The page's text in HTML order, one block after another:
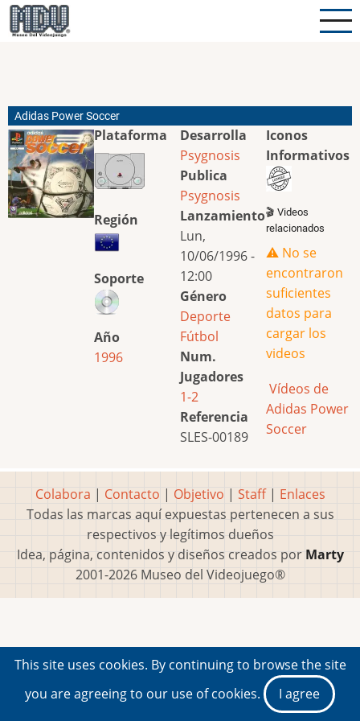
Pasar
al
Adidas Power Soccer
Plataforma
Región
Soporte
Año
1996
Desarrolla
Psygnosis
Publica
Psygnosis
Lanzamiento
Lun,
10/06/1996 -
12:00
Género
Deporte
Fútbol
Num.
Jugadores
1-2
Referencia
SLES-00189
Iconos
Informativos
🎬 Videos
relacionados
⚠️ No se
encontraron
suficientes
datos para
cargar los
videos
Vídeos de
Adidas Power
Soccer
Colabora | Contacto | Objetivo | Staff| Enlaces
Todas las marcas aquí expuestas pertenecen a sus
respectivos y legítimos dueños
Idea, página, contenidos y diseños creados por Marty
2001-2026 Museo del Videojuego®
This site uses cookies. By continuing to browse the site
you are agreeing to our use of cookies.
I agree